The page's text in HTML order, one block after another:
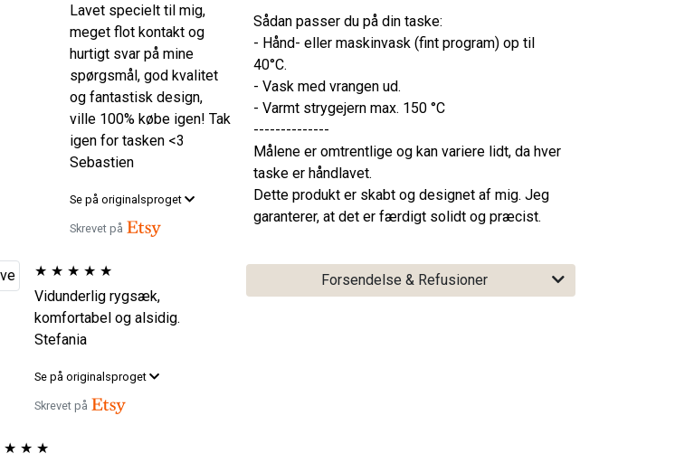
Sådan passer du på din taske:
- Hånd- eller maskinvask (fint program) op til
40°C.
- Vask med vrangen ud.
- Varmt strygejern max. 150 °C
--------------
Målene er omtrentlige og kan variere lidt, da hver
taske er håndlavet.
Dette produkt er skabt og designet af mig. Jeg
garanterer, at det er færdigt solidt og præcist.
Forsendelse & Refusioner
Lavet specielt til mig,
meget flot kontakt og
hurtigt svar på mine
spørgsmål, god kvalitet
og fantastisk design,
ville 100% købe igen! Tak
igen for tasken <3
Sebastien
Se på originalsproget
Skrevet på
★ ★ ★ ★ ★
Vidunderlig rygsæk,
komfortabel og alsidig.
Stefania
Se på originalsproget
Skrevet på
★ ★ ★